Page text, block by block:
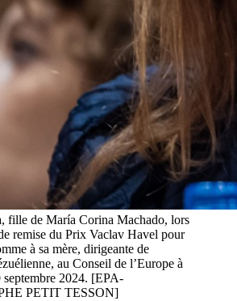
fille de María Corina Machado, lors
remise du Prix Vaclav Havel pour
à sa mère, dirigeante de
au Conseil de l’Europe à
septembre 2024. [EPA-
PETIT TESSON]